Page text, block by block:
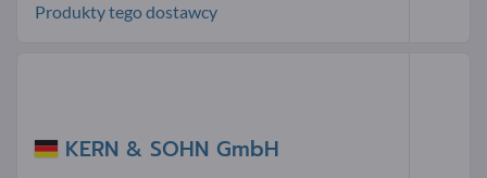
Produkty tego dostawcy
KERN & SOHN GmbH